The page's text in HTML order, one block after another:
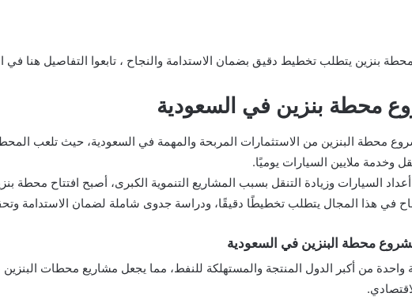
بنزين يتطلب تخطيط دقيق بضمان الاستدامة والنجاح ، تابعوا التفاصيل هنا في
محطة بنزين في السعودية
محطة البنزين من الاستثمارات المربحة والمهمة في السعودية، حيث تلعب
وخدمة ملايين السيارات يوميًا.
أعداد السيارات وزيادة التنقل بسبب المشاريع التنموية الكبرى، أصبح افتتاح محطة
في هذا المجال يتطلب تخطيطًا دقيقًا، ودراسة جدوى شاملة لضمان الاستدامة
محطة البنزين في السعودية
واحدة من أكبر الدول المنتجة والمستهلكة للنفط، مما يجعل مشاريع محطات